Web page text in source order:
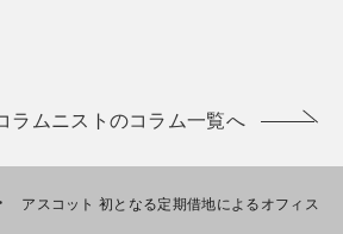
ラムニストのコラム一覧へ
アスコット 初となる定期借地によるオフィス